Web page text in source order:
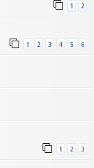
1 2
1 2 3 4 5 6
1 2 3